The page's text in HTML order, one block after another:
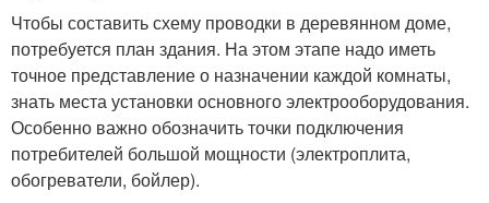
Чтобы составить схему проводки в деревянном доме,
потребуется план здания. На этом этапе надо иметь
точное представление о назначении каждой комнаты,
знать места установки основного электрооборудования.
Особенно важно обозначить точки подключения
потребителей большой мощности (электроплита,
обогреватели, бойлер).